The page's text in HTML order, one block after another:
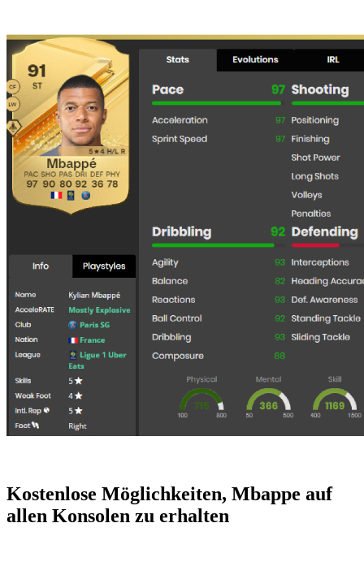
Kostenlose Möglichkeiten, Mbappe auf
allen Konsolen zu erhalten